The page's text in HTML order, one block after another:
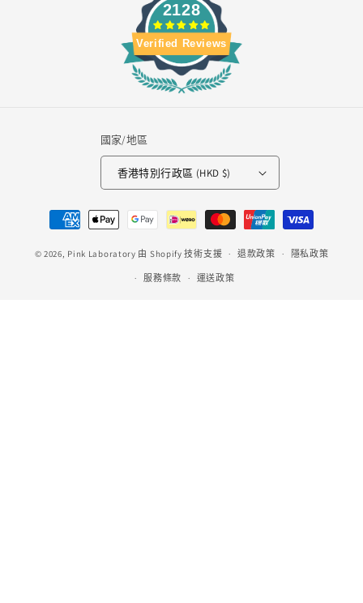
2128
Verified Reviews
國家/地區
香港特別行政區 (HKD $)
付
款
方
© 2026, Pink Laboratory 由 Shopify 技術支援 退款政策 隱私政策
服務條款 運送政策